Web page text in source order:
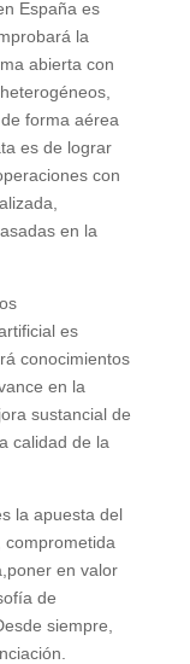
España es
la
abierta con
forma aérea
es de lograr
con
en la
es
conocimientos
en la
sustancial de
calidad de la
la apuesta del
, comprometida
en valor
de
siempre,